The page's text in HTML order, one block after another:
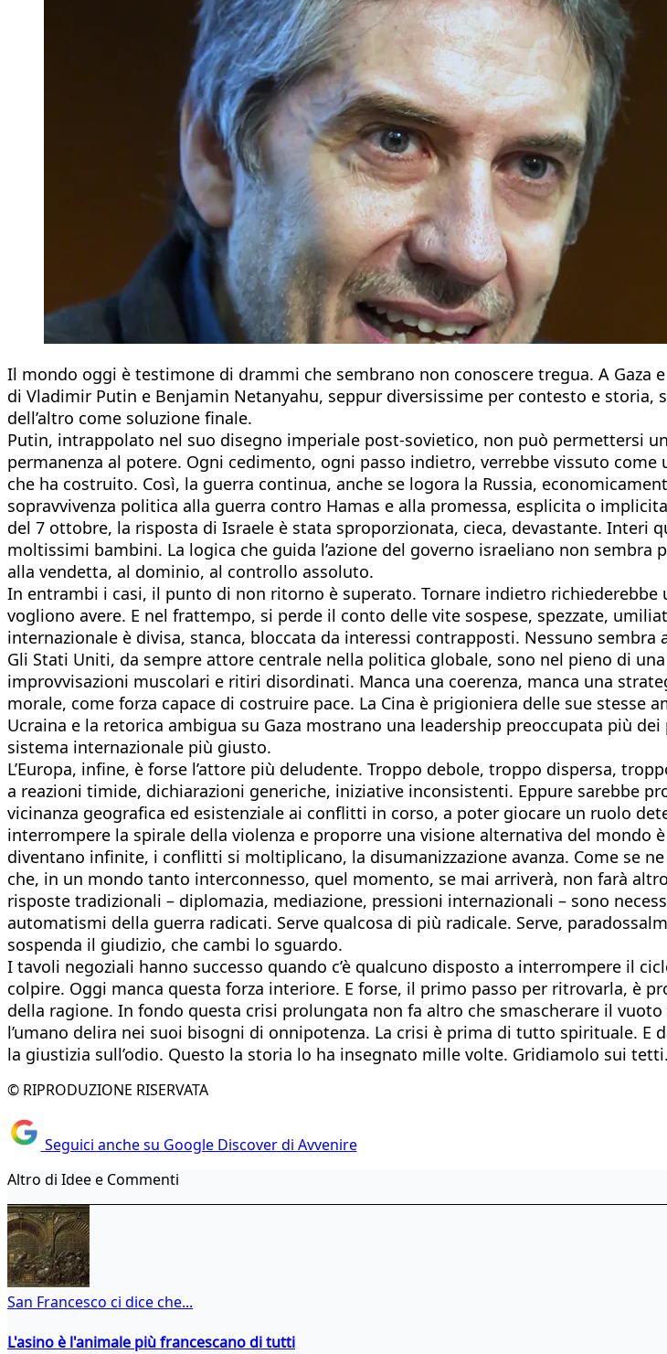
Il mondo oggi è testimone di drammi che sembrano non conoscere tregua. A Gaza
di Vladimir Putin e Benjamin Netanyahu, seppur diversissime per contesto e storia,
dell’altro come soluzione finale.
Putin, intrappolato nel suo disegno imperiale post-sovietico, non può permettersi
permanenza al potere. Ogni cedimento, ogni passo indietro, verrebbe vissuto
che ha costruito. Così, la guerra continua, anche se logora la Russia,
sopravvivenza politica alla guerra contro Hamas e alla promessa, esplicita o
del 7 ottobre, la risposta di Israele è stata sproporzionata, cieca, devastante.
moltissimi bambini. La logica che guida l’azione del governo israeliano non
alla vendetta, al dominio, al controllo assoluto.
In entrambi i casi, il punto di non ritorno è superato. Tornare indietro
vogliono avere. E nel frattempo, si perde il conto delle vite sospese, spezzate,
internazionale è divisa, stanca, bloccata da interessi contrapposti. Nessuno
Gli Stati Uniti, da sempre attore centrale nella politica globale, sono nel pieno di
improvvisazioni muscolari e ritiri disordinati. Manca una coerenza, manca una
morale, come forza capace di costruire pace. La Cina è prigioniera delle sue
Ucraina e la retorica ambigua su Gaza mostrano una leadership preoccupata più
sistema internazionale più giusto.
L’Europa, infine, è forse l’attore più deludente. Troppo debole, troppo dispersa,
a reazioni timide, dichiarazioni generiche, iniziative inconsistenti. Eppure sarebbe
vicinanza geografica ed esistenziale ai conflitti in corso, a poter giocare un ruolo
interrompere la spirale della violenza e proporre una visione alternativa del mondo
diventano infinite, i conflitti si moltiplicano, la disumanizzazione avanza. Come se
che, in un mondo tanto interconnesso, quel momento, se mai arriverà, non farà
risposte tradizionali – diplomazia, mediazione, pressioni internazionali – sono
automatismi della guerra radicati. Serve qualcosa di più radicale. Serve,
sospenda il giudizio, che cambi lo sguardo.
I tavoli negoziali hanno successo quando c’è qualcuno disposto a interrompere il
colpire. Oggi manca questa forza interiore. E forse, il primo passo per ritrovarla, è
della ragione. In fondo questa crisi prolungata non fa altro che smascherare il
l’umano delira nei suoi bisogni di onnipotenza. La crisi è prima di tutto spirituale.
la giustizia sull’odio. Questo la storia lo ha insegnato mille volte. Gridiamolo sui
© RIPRODUZIONE RISERVATA
Seguici anche su Google Discover di Avvenire
Altro di Idee e Commenti
San Francesco ci dice che...
L'asino è l'animale più francescano di tutti